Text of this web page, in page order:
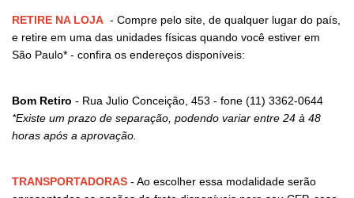
RETIRE NA LOJA - Compre pelo site, de qualquer lugar do país,
e retire em uma das unidades físicas quando você estiver em
São Paulo* - confira os endereços disponíveis:
Bom Retiro - Rua Julio Conceição, 453 - fone (11) 3362-0644
*Existe um prazo de separação, podendo variar entre 24 à 48
horas após a aprovação.
TRANSPORTADORAS - Ao escolher essa modalidade serão